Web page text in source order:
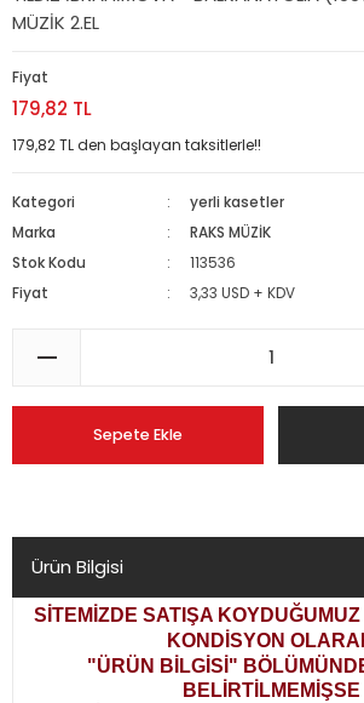
MÜZİK 2.EL
Fiyat
179,82 TL
179,82 TL den başlayan taksitlerle!!
Kategori
yerli kasetler
Marka
RAKS MÜZİK
Stok Kodu
113536
Fiyat
3,33 USD + KDV
Sepete Ekle
Ürün Bilgisi
SİTEMİZDE SATIŞA
KONDİSYON
"ÜRÜN BİLGİSİ"
BELİRTİLMEMİŞSE